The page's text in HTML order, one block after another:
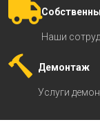
Наши
Демонтаж
Услуги